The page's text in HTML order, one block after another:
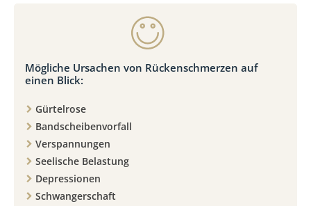
Mögliche Ursachen von Rückenschmerzen auf
einen Blick:
Gürtelrose
Bandscheibenvorfall
Verspannungen
Seelische Belastung
Depressionen
Schwangerschaft